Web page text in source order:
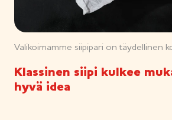
Valikoimamme siipipari on täydellinen
Klassinen siipi kulkee
hyvä idea